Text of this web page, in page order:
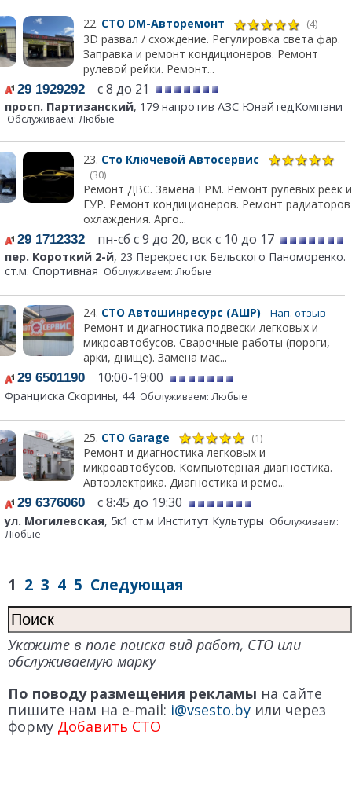
22. СТО DM-Авторемонт (4)
3D развал / схождение. Регулировка света фар.
Заправка и ремонт кондиционеров. Ремонт
рулевой рейки. Ремонт...
29 1929292 с 8 до 21
просп. Партизанский, 179 напротив АЗС ЮнайтедКомпани
Обслуживаем: Любые
23. Сто Ключевой Автосервис
(30)
Ремонт ДВС. Замена ГРМ. Ремонт рулевых реек и
ГУР. Ремонт кондиционеров. Ремонт радиаторов
охлаждения. Арго...
29 1712332 пн-сб с 9 до 20, вск с 10 до 17
пер. Короткий 2-й, 23 Перекресток Бельского Паноморенко.
ст.м. Спортивная Обслуживаем: Любые
24. СТО Автошинресурс (АШР) Нап. отзыв
Ремонт и диагностика подвески легковых и
микроавтобусов. Сварочные работы (пороги,
арки, днище). Замена мас...
29 6501190 10:00-19:00
Франциска Скорины, 44 Обслуживаем: Любые
25. СТО Garage (1)
Ремонт и диагностика легковых и
микроавтобусов. Компьютерная диагностика.
Автоэлектрика. Диагностика и ремо...
29 6376060 с 8:45 до 19:30
ул. Могилевская, 5к1 ст.м Институт Культуры Обслуживаем:
Любые
1 2 3 4 5 Следующая
Укажите в поле поиска вид работ, СТО или
обслуживаемую марку
По поводу размещения рекламы на сайте
пишите нам на e-mail: i@vsesto.by или через
форму Добавить СТО